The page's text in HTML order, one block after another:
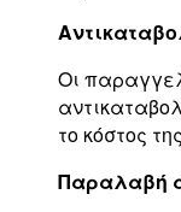
Οι
το κόστος
Παραλαβή